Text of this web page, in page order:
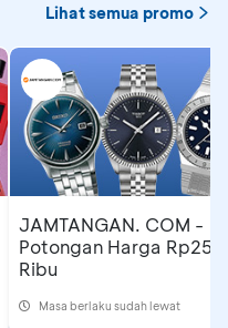
Lihat semua promo
JAMTANGAN. COM -
Potongan Harga Rp250
Ribu
Masa berlaku sudah lewat